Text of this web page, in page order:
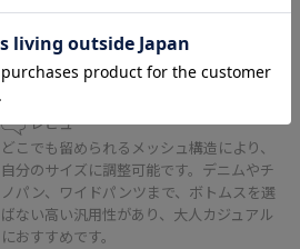
ブラック / F
¥3,498
レビュー
どこでも留められるメッシュ構造により、
自分のサイズに調整可能です。デニムやチ
ノパン、ワイドパンツまで、ボトムスを選
ばない高い汎用性があり、大人カジュアル
におすすめです。